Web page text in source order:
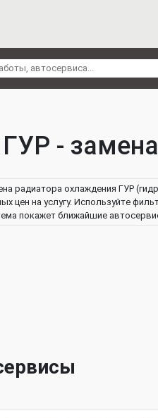
-
радиатора охлаждения ГУР
цен на услугу. Используйте
покажет ближайшие